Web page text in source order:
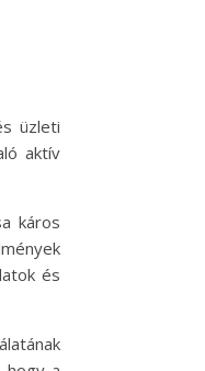
üzleti
aktív
káros
és